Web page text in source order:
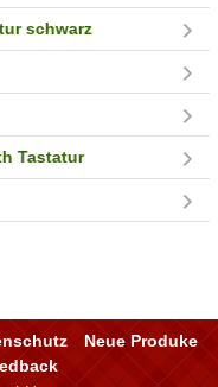
schwarz
Tastatur
Neue Produke